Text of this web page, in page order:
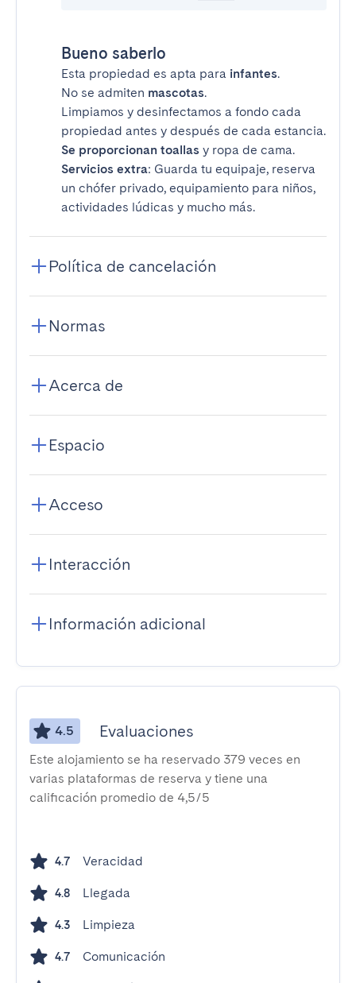
Bueno saberlo
Esta propiedad es apta para infantes.
No se admiten mascotas.
Limpiamos y desinfectamos a fondo cada
propiedad antes y después de cada estancia.
Se proporcionan toallas y ropa de cama.
Servicios extra: Guarda tu equipaje, reserva
un chófer privado, equipamiento para niños,
actividades lúdicas y mucho más.
Política de cancelación
Normas
Acerca de
Espacio
Acceso
Interacción
Información adicional
4.5 Evaluaciones
Este alojamiento se ha reservado 379 veces en
varias plataformas de reserva y tiene una
calificación promedio de 4,5/5
4.7 Veracidad
4.8 Llegada
4.3 Limpieza
4.7 Comunicación